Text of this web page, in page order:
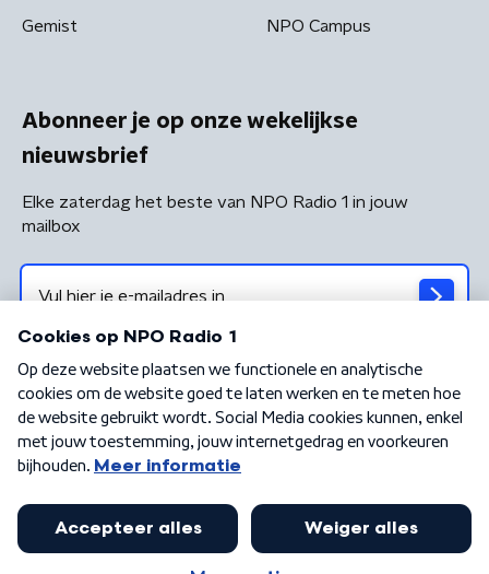
Gemist NPO Campus
Abonneer je op onze wekelijkse
nieuwsbrief
Elke zaterdag het beste van NPO Radio 1 in jouw
mailbox
Algemene voorwaarden